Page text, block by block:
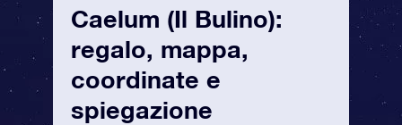
Caelum (Il Bulino):
regalo, mappa,
coordinate e
spiegazione